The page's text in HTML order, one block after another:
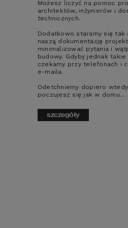
Możesz liczyć na pomoc
architektów, inżynierów i
technicznych.
Dodatkowo staramy się tak
naszą dokumentację
minimalizować pytania i
budowy. Gdyby jednak takie
czekamy przy telefonach i
e-maila.
Odetchniemy dopiero
poczujesz się jak w domu...
szczegóły
Ważne, aby projekt był
zagospodarowania
obowiązujące wymogi
dodatkowo (albo przede
powinien spełniać
mieszkańców dotyczące
układu pomieszczeń oraz
3. FORMALNOŚCI
Przed rozpoczęciem prac